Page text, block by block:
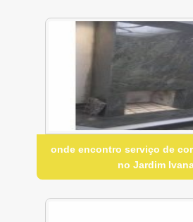
onde encontro serviço de
no Jardim